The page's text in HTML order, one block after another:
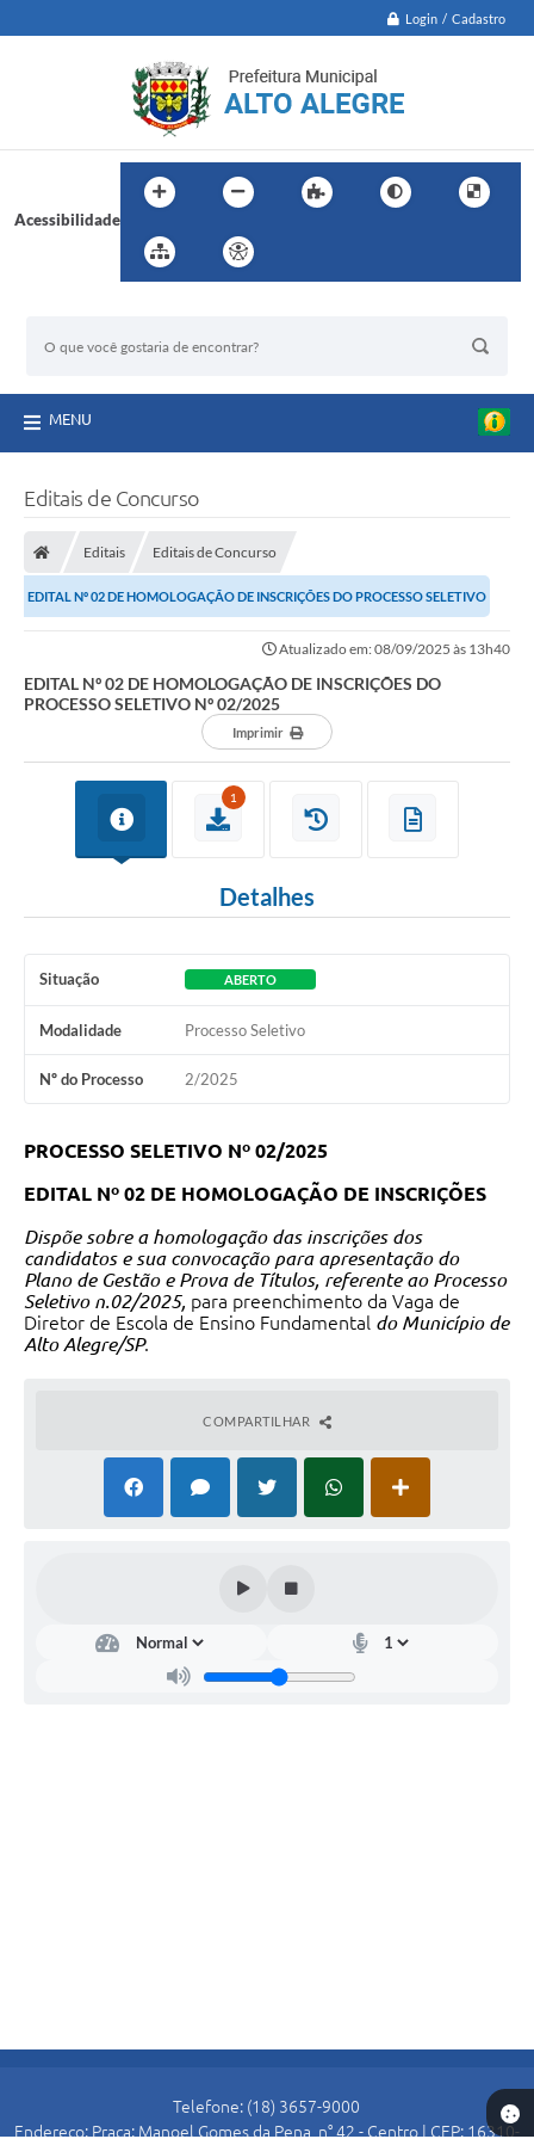
Login / Cadastro
Acessibilidade
MENU
Editais de Concurso
Editais Editais de Concurso
EDITAL Nº 02 DE HOMOLOGAÇÃO DE INSCRIÇÕES DO PROCESSO SELETIVO
Atualizado em: 08/09/2025 às 13h40
EDITAL Nº 02 DE HOMOLOGAÇÃO DE INSCRIÇÕES DO
PROCESSO SELETIVO Nº 02/2025
Imprimir
1
Detalhes
Situação ABERTO
Modalidade Processo Seletivo
Nº do Processo 2/2025
PROCESSO SELETIVO Nº 02/2025
EDITAL Nº 02 DE HOMOLOGAÇÃO DE INSCRIÇÕES
Dispõe sobre a homologação das inscrições dos
candidatos e sua convocação para apresentação do
Plano de Gestão e Prova de Títulos, referente ao Processo
Seletivo n.02/2025, para preenchimento da Vaga de
Diretor de Escola de Ensino Fundamental do Município de
Alto Alegre/SP.
COMPARTILHAR
Telefone: (18) 3657-9000
Endereço: Praça: Manoel Gomes da Pena, n° 42 - Centro | CEP: 16310-